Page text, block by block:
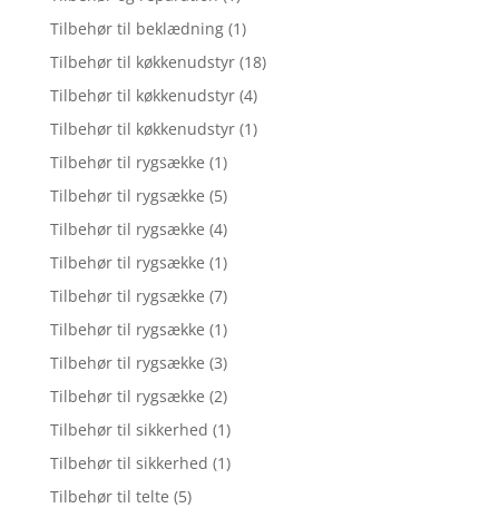
Tilbehør til beklædning (1)
Tilbehør til køkkenudstyr (18)
Tilbehør til køkkenudstyr (4)
Tilbehør til køkkenudstyr (1)
Tilbehør til rygsække (1)
Tilbehør til rygsække (5)
Tilbehør til rygsække (4)
Tilbehør til rygsække (1)
Tilbehør til rygsække (7)
Tilbehør til rygsække (1)
Tilbehør til rygsække (3)
Tilbehør til rygsække (2)
Tilbehør til sikkerhed (1)
Tilbehør til sikkerhed (1)
Tilbehør til telte (5)